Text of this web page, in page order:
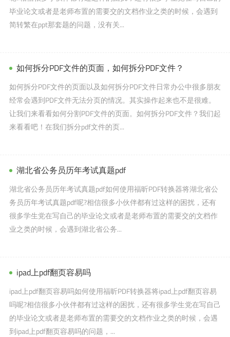
毕业论文或者是老师布置的需要交的文档作业之类的时候，会遇到
简转繁在ppt那套题的问题，没有关...
如何拆分PDF文件的页面，如何拆分PDF文件？
如何拆分PDF文件的页面以及如何拆分PDF文件日常办公中很多朋友
经常会遇到PDF文件无法分页的情况。其实操作起来也不是很难。
让我们来看看如何分割PDF文件的页面。如何拆分PDF文件？我们起
来看看吧！在我们拆分pdf文件的页...
湖北省公务员历年考试真题pdf
湖北省公务员历年考试真题pdf如何使用福昕PDF转换器将湖北省公
务员历年考试真题pdf呢?相信很多小伙伴都有过这样的困扰，还有
很多学生党在写自己的毕业论文或者是老师布置的需要交的文档作
业之类的时候，会遇到湖北省公务...
ipad上pdf翻页容易吗
ipad上pdf翻页容易吗如何使用福昕PDF转换器将ipad上pdf翻页容易
吗呢?相信很多小伙伴都有过这样的困扰，还有很多学生党在写自己
的毕业论文或者是老师布置的需要交的文档作业之类的时候，会遇
到ipad上pdf翻页容易吗的问题，...